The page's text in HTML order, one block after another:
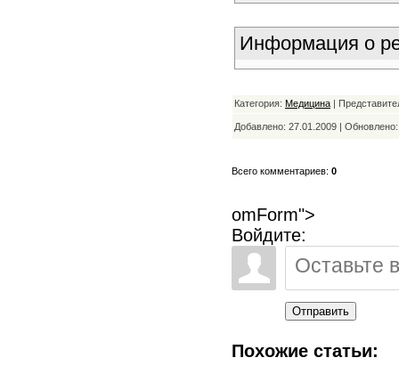
Информация о
Категория: Медицина |
Добавлено: 27.01.2009 |
Всего комментариев: 0
omForm">
Войдите:
Отправить
Похожие статьи: